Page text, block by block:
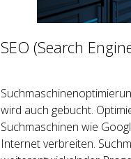
SEO (Search
wird auch gebucht.
Suchmaschinen wie
Internet verbreiten.